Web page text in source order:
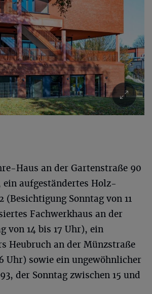
Haus an der Gartenstraße 90
ein aufgeständertes Holz-
(Besichtigung Sonntag von 11
Fachwerkhaus an der
von 14 bis 17 Uhr), ein
Heubruch an der Münzstraße
Uhr) sowie ein ungewöhnlicher
der Sonntag zwischen 15 und